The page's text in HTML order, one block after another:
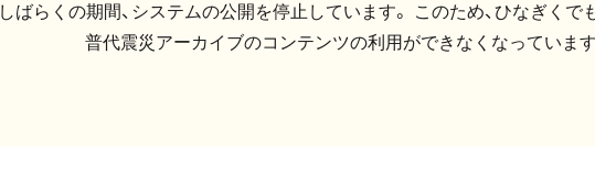
しばらくの期間、システムの公開を停止しています。 このため、ひなぎくでも
普代震災アーカイブのコンテンツの利用ができなくなっています